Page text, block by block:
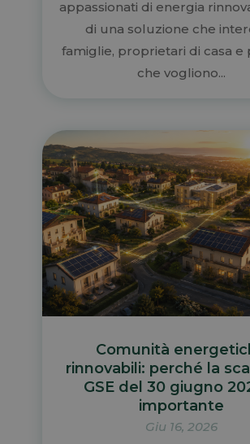
appassionati di energia
di una soluzione che
famiglie, proprietari di casa e
che vogliono...
Comunità
rinnovabili: perché la
GSE del 30 giugno
importante
Giu 16, 2026